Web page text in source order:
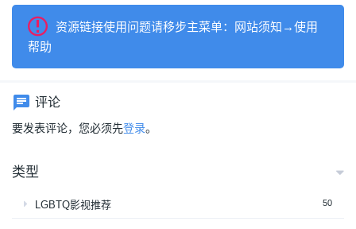
资源链接使用问题请移步主菜单：网站须知→使用
帮助
评论
要发表评论，您必须先登录。
类型
LGBTQ影视推荐 50